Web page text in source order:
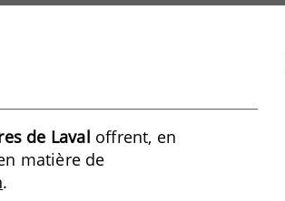
de Laval offrent, en
matière de
.